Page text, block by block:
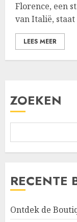
Florence, een
van Italië, staat
LEES MEER
ZOEKEN
RECENTE
Ontdek de